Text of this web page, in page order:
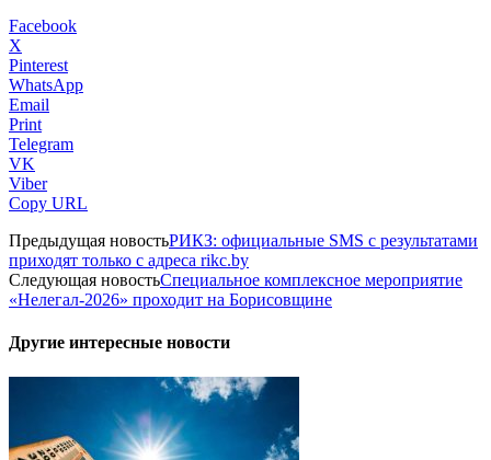
Facebook
X
Pinterest
WhatsApp
Email
Print
Telegram
VK
Viber
Copy URL
Предыдущая новостьРИКЗ: официальные SMS с результатами
приходят только с адреса rikc.by
Следующая новостьСпециальное комплексное мероприятие
«Нелегал-2026» проходит на Борисовщине
Другие интересные новости